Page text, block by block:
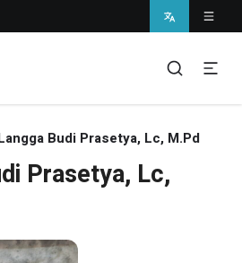
Budi Prasetya, Lc, M.Pd
Prasetya, Lc,